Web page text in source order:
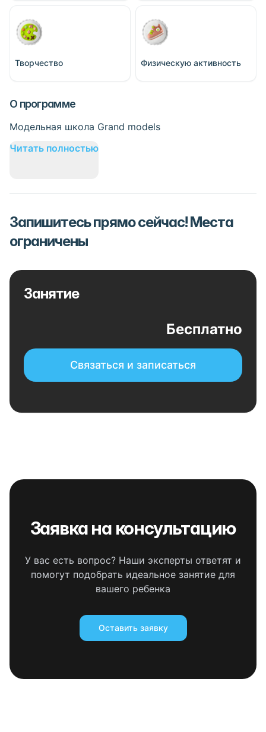
Творчество Физическую активность
О программе
Модельная школа Grand models
Читать полностью
Запишитесь прямо сейчас! Места
ограничены
Занятие
Бесплатно
Связаться и записаться
Заявка на консультацию
У вас есть вопрос? Наши эксперты ответят и
помогут подобрать идеальное занятие для
вашего ребенка
Оставить заявку